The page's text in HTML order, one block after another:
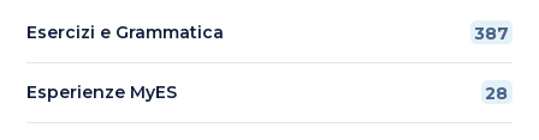
Esercizi e Grammatica 387
Esperienze MyES 28